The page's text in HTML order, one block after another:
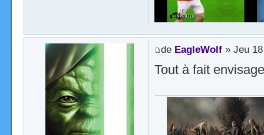
de EagleWolf» Jeu 18
Tout à fait